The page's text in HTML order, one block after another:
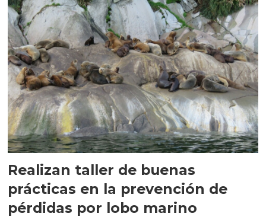
Realizan taller de buenas
prácticas en la prevención de
pérdidas por lobo marino